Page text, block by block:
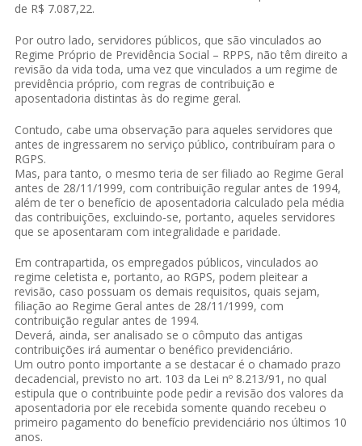
de R$ 7.087,22.
Por outro lado, servidores públicos, que são vinculados ao
Regime Próprio de Previdência Social – RPPS, não têm direito a
revisão da vida toda, uma vez que vinculados a um regime de
previdência próprio, com regras de contribuição e
aposentadoria distintas às do regime geral.
Contudo, cabe uma observação para aqueles servidores que
antes de ingressarem no serviço público, contribuíram para o
RGPS.
Mas, para tanto, o mesmo teria de ser filiado ao Regime Geral
antes de 28/11/1999, com contribuição regular antes de 1994,
além de ter o benefício de aposentadoria calculado pela média
das contribuições, excluindo-se, portanto, aqueles servidores
que se aposentaram com integralidade e paridade.
Em contrapartida, os empregados públicos, vinculados ao
regime celetista e, portanto, ao RGPS, podem pleitear a
revisão, caso possuam os demais requisitos, quais sejam,
filiação ao Regime Geral antes de 28/11/1999, com
contribuição regular antes de 1994.
Deverá, ainda, ser analisado se o cômputo das antigas
contribuições irá aumentar o benéfico previdenciário.
Um outro ponto importante a se destacar é o chamado prazo
decadencial, previsto no art. 103 da Lei nº 8.213/91, no qual
estipula que o contribuinte pode pedir a revisão dos valores da
aposentadoria por ele recebida somente quando recebeu o
primeiro pagamento do benefício previdenciário nos últimos 10
anos.